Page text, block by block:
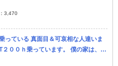
ビやオプションつけて２６０万円く
3,470
っている 真面目＆可哀相な人達いま
００ｈ乗っています。 僕の家は、レ
ます。 良いだろう？ トヨタ自動車...